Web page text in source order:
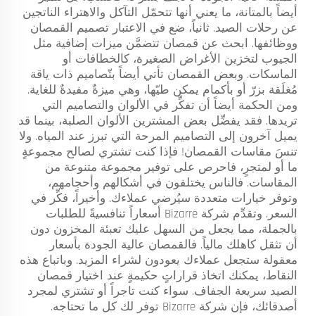
أيضاً بالمتانة، ما يعني أنها تتحمّل التآكل والاهتراء الناتجين
عن رحلات الصيد. ثانياً، ضع في الاعتبار تصميم القمصان
ووظائفها. ابحث عن قمصان تتضمَّن ميزات إضافية مثل
الجيوب لتخزين الأغراض الصغيرة، كالخطافات أو
الماسكات. وبعض القمصان تأتي أيضاً بتّصاميم ذات ياقة
مُغلَقة بزرّ أو بأكمام يمكن طيّها، وهي ميزةٌ مفيدةٌ للغاية.
ومن الحكمة أيضاً أن تفكِّر في الألوان والتصاميم التي
تريدها. فقد يفضِّل بعض المشترين الألوان الصلبة، بينما قد
يميل آخرون إلى التصاميم المرحة التي تبرز عند المياه. ولا
تنسَ مقاسات القمصان! فإذا كنت تشتري لصالح مجموعةٍ
ما أو لمتجرٍ، فاحرص على توفير مجموعة متنوعة من
المقاسات. فالناس يختلفون في أشكالهم وأحجامهم،
وتوفر خيارات متعددة سيُرضي عملاءك. وأخيراً، فكِّر في
السعر. وتقدِّم شركة Bizarre أسعاراً تنافسيةً للطلبات
بالجملة، مما يجعل من السهل عليك تعبئة المخزون دون
أن تثقل كاهلك مالياً. فالقمصان عالية الجودة بأسعار
معقولة ستجعل عملاءك يعودون لشراء المزيد. وباتباع هذه
النقاط، يمكنك اتخاذ قراراتٍ حكيمةٍ عند اختيار قمصان
الصيد سريعة الجفاف. سواء كنت تاجراً أو تشتري لمجرد
أصدقائك، فإن شركة Bizarre توفر لك كل ما تحتاجه.